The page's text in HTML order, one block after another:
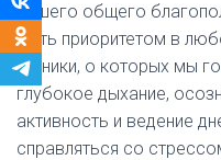
нашего общего
быть приоритетом в
техники, о которых мы
глубокое дыхание,
активность и ведение
справляться со